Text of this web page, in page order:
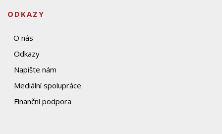
ODKAZY
O nás
Odkazy
Napište nám
Mediální spolupráce
Finanční podpora